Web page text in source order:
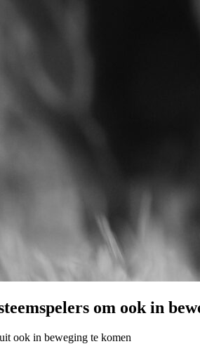
om ook in
ook in beweging te komen